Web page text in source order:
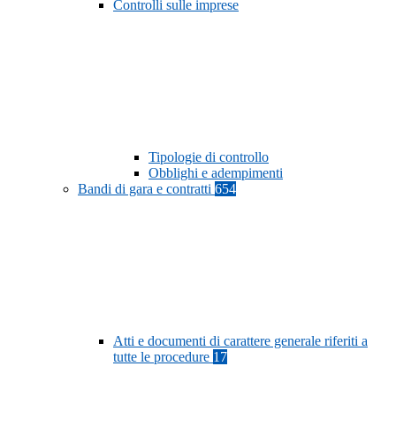
Controlli sulle imprese
Tipologie di controllo
Obblighi e adempimenti
Bandi di gara e contratti 654
Atti e documenti di carattere generale riferiti a
tutte le procedure 17